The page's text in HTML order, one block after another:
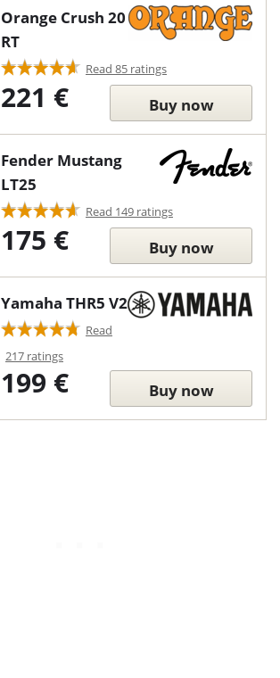
Orange Crush 20
RT
Read 85 ratings
221 € Buy now
Fender Mustang
LT25
Read 149 ratings
175 € Buy now
Yamaha THR5 V2
Read
217 ratings
199 € Buy now